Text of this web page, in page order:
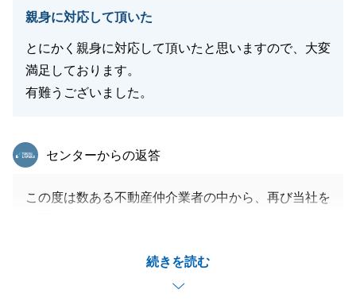
親身に対応して頂いた
とにかく親身に対応して頂いたと思いますので、大変
満足しております。
有難うございました。
続きを読む
東急リバブル
センターからの返答
この度は数ある不動産仲介業者の中から、再び当社を
すべての案件で気持ちよくご成約頂けて私も大変嬉し